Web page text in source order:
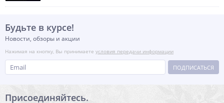
Будьте в курсе!
Новости, обзоры и акции
Нажимая на кнопку, Вы принимаете условия передачи информации
ПОДПИСАТЬСЯ
Присоединяйтесь.